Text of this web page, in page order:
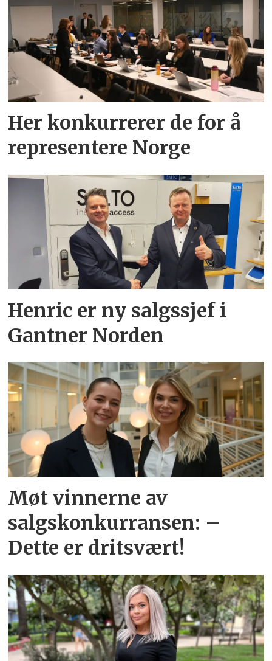
Her konkurrerer de for å
representere Norge
Henric er ny salgssjef i
Gantner Norden
Møt vinnerne av
salgskonkurransen: –
Dette er dritsvært!